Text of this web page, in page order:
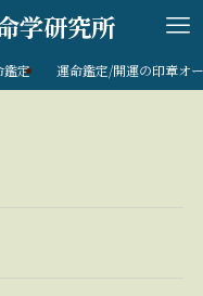
学研究所
鑑定 運命鑑定/開運の印章オ